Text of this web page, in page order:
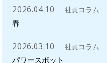
2026.04.10 社員コラム
春
2026.03.10 社員コラム
パワースポット